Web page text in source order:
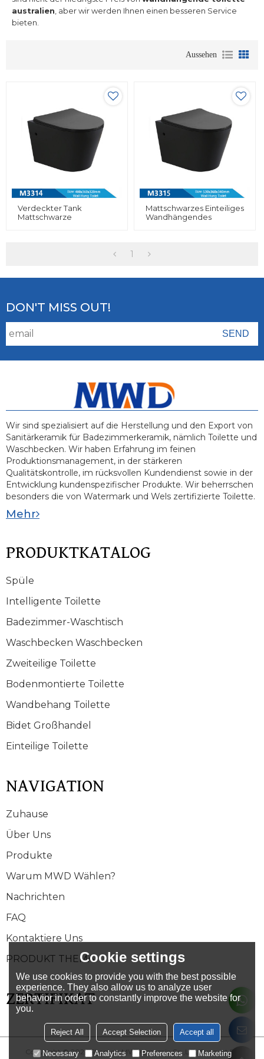
australien , aber wir werden Ihnen einen besseren Service
bieten.
Aussehen
Verdeckter Tank
Mattschwarze
Mattschwarzes Einteiliges
Wandhängendes
1
DON'T MISS OUT!
Wir sind spezialisiert auf die Herstellung und den Export von
Sanitärkeramik für Badezimmerkeramik, nämlich Toilette und
Waschbecken. Wir haben Erfahrung im feinen
Produktionsmanagement, in der stärkeren
Qualitätskontrolle, im rücksvollen Kundendienst sowie in der
Entwicklung kundenspezifischer Produkte. Wir beherrschen
besonders die von Watermark und Wels zertifizierte Toilette.
Mehr
PRODUKTKATALOG
Spüle
Intelligente Toilette
Badezimmer-Waschtisch
Waschbecken Waschbecken
Zweiteilige Toilette
Bodenmontierte Toilette
Wandbehang Toilette
Bidet Großhandel
Einteilige Toilette
NAVIGATION
Zuhause
Über Uns
Produkte
Warum MWD Wählen?
Nachrichten
FAQ
Kontaktiere Uns
PRODUKT THEMA
ZERTIFIKAT
Copyright © 2026Shantou MWD ceramic Co.,Ltd. Support By
Cookie settings
We use cookies to provide you with the best possible
experience. They also allow us to analyze user
behavior in order to constantly improve the website for
you.
Reject All Accept Selection Accept all
Necessary Analytics Preferences Marketing